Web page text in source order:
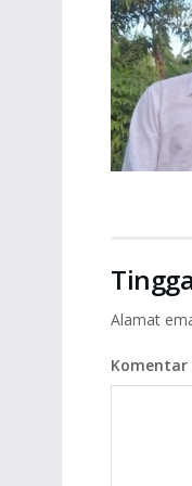
Alamat
Komentar